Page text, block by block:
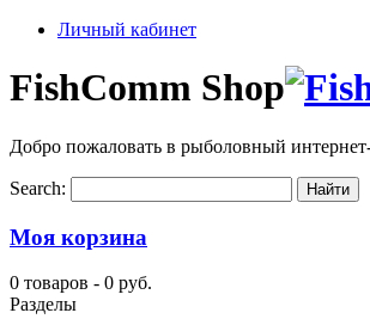
Личный кабинет
FishComm Shop
Добро пожаловать в рыболовный
Search:
Моя корзина
0 товаров - 0 руб.
Разделы